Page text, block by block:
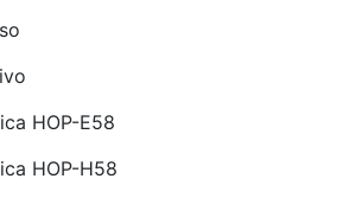
HOP-E58
HOP-H58